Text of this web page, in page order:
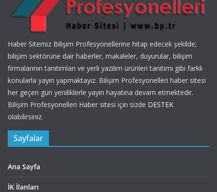
Haber Sitemiz Bilişim Profesyonellerine hitap edecek şekilde;
bilişim sektörüne dair haberler, makaleler, duyurular, bilişim
firmalarının tanıtımları ve yerli yazılım ürünleri tanıtımı gibi farklı
konularla yayın yapmaktayız. Bilişim Profesyonelleri haber sitesi
her geçen gün yeniliklerle yayın hayatına devam etmektedir.
Bilişim Profesyonelleri Haber sitesi için sizde DESTEK
olabilirsiniz.
Sayfalar
Ana Sayfa
İK İlanları